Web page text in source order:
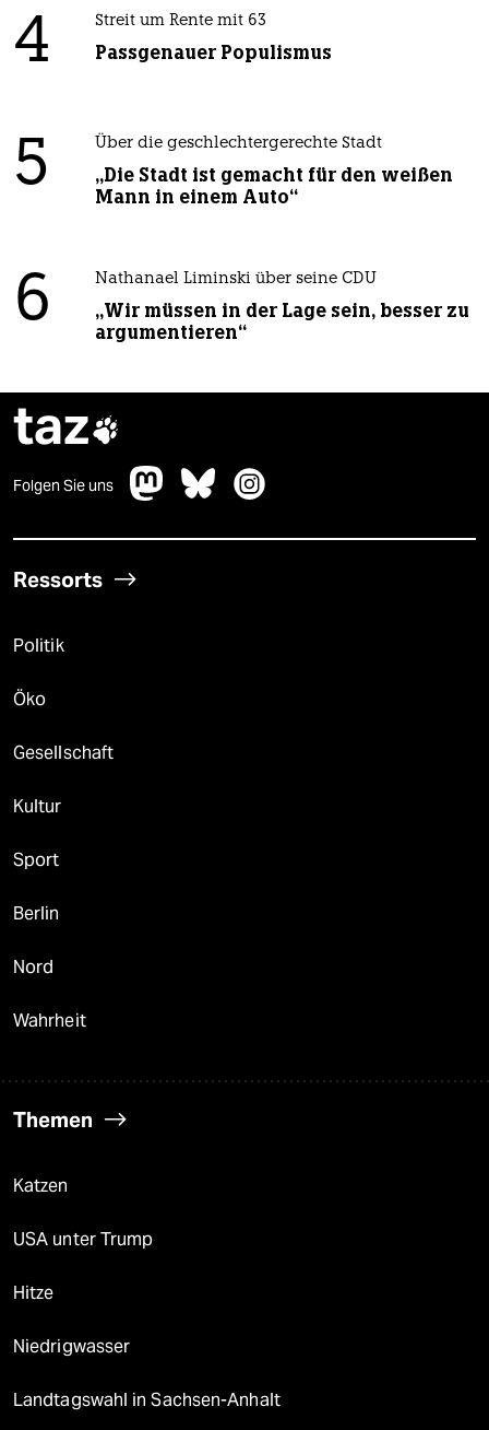
4 Streit um Rente mit 63
Passgenauer Populismus
5 Über die geschlechtergerechte Stadt
„Die Stadt ist gemacht für den weißen
Mann in einem Auto“
6 Nathanael Liminski über seine CDU
„Wir müssen in der Lage sein, besser zu
argumentieren“
taz
Folgen Sie uns
Ressorts
Politik
Öko
Gesellschaft
Kultur
Sport
Berlin
Nord
Wahrheit
Themen
Katzen
USA unter Trump
Hitze
Niedrigwasser
Landtagswahl in Sachsen-Anhalt